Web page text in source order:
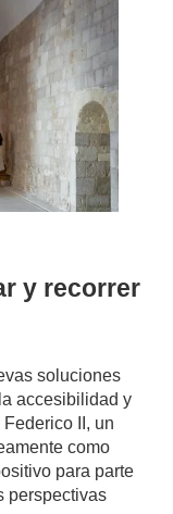
y recorrer
soluciones
accesibilidad y
II, un
como
para parte
perspectivas